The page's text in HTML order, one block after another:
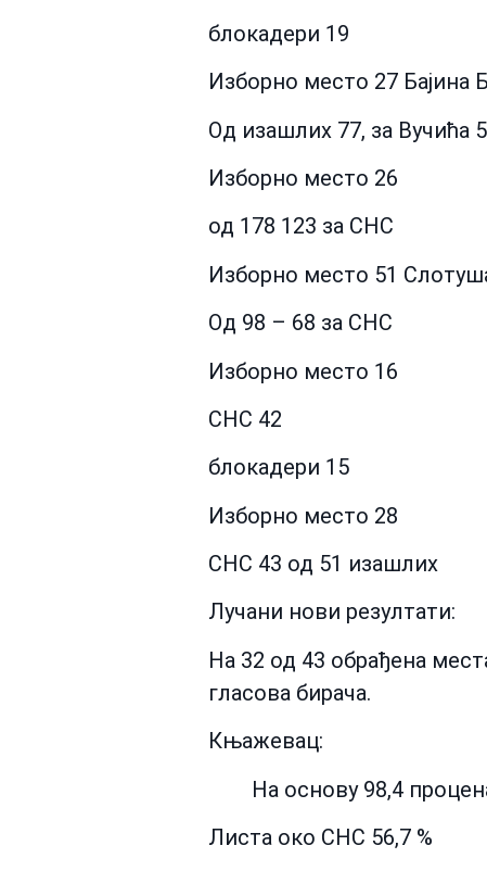
блокадери 19
Изборно место 27 Бајина
Од изашлих 77, за Вучића
Изборно место 26
од 178 123 за СНС
Изборно место 51
Од 98 – 68 за СНС
Изборно место 16
СНС 42
блокадери 15
Изборно место 28
СНС 43 од 51 изашлих
Лучани нови резултати:
На 32 од 43 обрађена
гласова бирача.
Књажевац:
На основу 98,4
Листа око СНС 56,7 %